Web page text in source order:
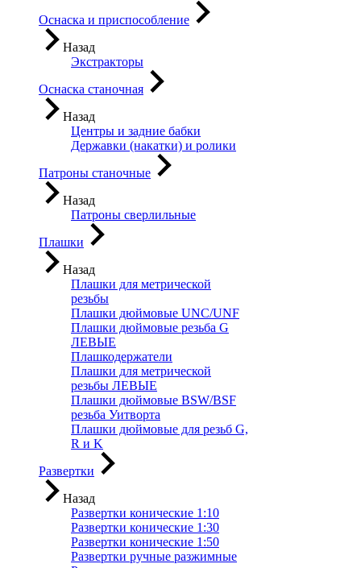
Оснаска и приспособление
Назад
Экстракторы
Оснаска станочная
Назад
Центры и задние бабки
Державки (накатки) и ролики
Патроны станочные
Назад
Патроны сверлильные
Плашки
Назад
Плашки для метрической
резьбы
Плашки дюймовые UNC/UNF
Плашки дюймовые резьба G
ЛЕВЫЕ
Плашкодержатели
Плашки для метрической
резьбы ЛЕВЫЕ
Плашки дюймовые BSW/BSF
резьба Уитворта
Плашки дюймовые для резьб G,
R и K
Развертки
Назад
Развертки конические 1:10
Развертки конические 1:30
Развертки конические 1:50
Развертки ручные разжимные